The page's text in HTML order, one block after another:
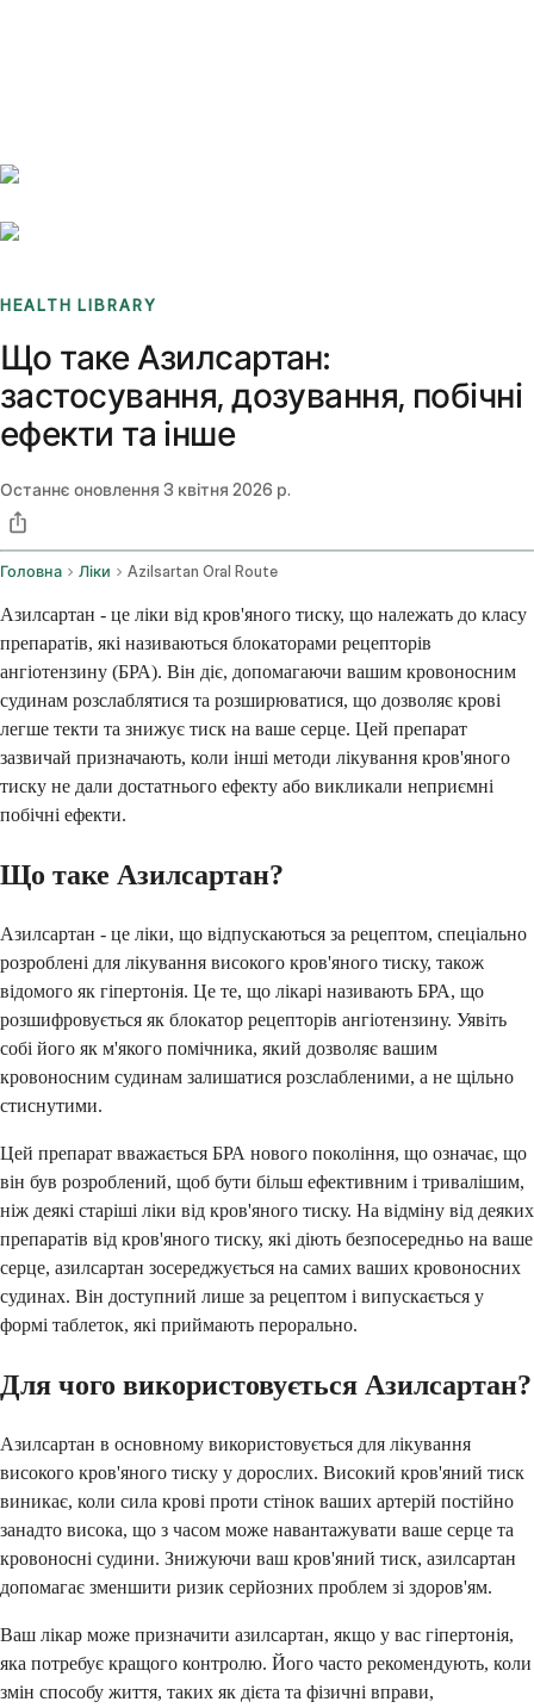
HEALTH LIBRARY
Що таке Азилсартан:
застосування, дозування, побічні
ефекти та інше
Останнє оновлення 3 квітня 2026 р.
Головна Ліки Azilsartan Oral Route
Азилсартан - це ліки від кров'яного тиску, що належать до класу
препаратів, які називаються блокаторами рецепторів
ангіотензину (БРА). Він діє, допомагаючи вашим кровоносним
судинам розслаблятися та розширюватися, що дозволяє крові
легше текти та знижує тиск на ваше серце. Цей препарат
зазвичай призначають, коли інші методи лікування кров'яного
тиску не дали достатнього ефекту або викликали неприємні
побічні ефекти.
Що таке Азилсартан?
Азилсартан - це ліки, що відпускаються за рецептом, спеціально
розроблені для лікування високого кров'яного тиску, також
відомого як гіпертонія. Це те, що лікарі називають БРА, що
розшифровується як блокатор рецепторів ангіотензину. Уявіть
собі його як м'якого помічника, який дозволяє вашим
кровоносним судинам залишатися розслабленими, а не щільно
стиснутими.
Цей препарат вважається БРА нового покоління, що означає, що
він був розроблений, щоб бути більш ефективним і тривалішим,
ніж деякі старіші ліки від кров'яного тиску. На відміну від деяких
препаратів від кров'яного тиску, які діють безпосередньо на ваше
серце, азилсартан зосереджується на самих ваших кровоносних
судинах. Він доступний лише за рецептом і випускається у
формі таблеток, які приймають перорально.
Для чого використовується Азилсартан?
Азилсартан в основному використовується для лікування
високого кров'яного тиску у дорослих. Високий кров'яний тиск
виникає, коли сила крові проти стінок ваших артерій постійно
занадто висока, що з часом може навантажувати ваше серце та
кровоносні судини. Знижуючи ваш кров'яний тиск, азилсартан
допомагає зменшити ризик серйозних проблем зі здоров'ям.
Ваш лікар може призначити азилсартан, якщо у вас гіпертонія,
яка потребує кращого контролю. Його часто рекомендують, коли
змін способу життя, таких як дієта та фізичні вправи,